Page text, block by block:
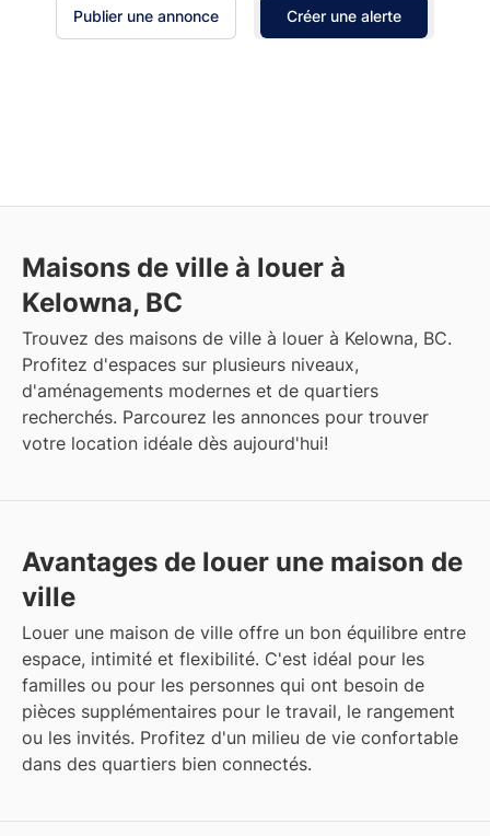
Publier une annonce Créer une alerte
Maisons de ville à louer à
Kelowna, BC
Trouvez des maisons de ville à louer à Kelowna, BC.
Profitez d'espaces sur plusieurs niveaux,
d'aménagements modernes et de quartiers
recherchés. Parcourez les annonces pour trouver
votre location idéale dès aujourd'hui!
Avantages de louer une maison de
ville
Louer une maison de ville offre un bon équilibre entre
espace, intimité et flexibilité. C'est idéal pour les
familles ou pour les personnes qui ont besoin de
pièces supplémentaires pour le travail, le rangement
ou les invités. Profitez d'un milieu de vie confortable
dans des quartiers bien connectés.